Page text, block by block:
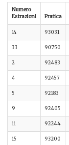
Numero
Estrazioni
Pratica
14 93031
33 90750
2 92483
4 92457
5 92183
9 92405
11 92244
15 93200